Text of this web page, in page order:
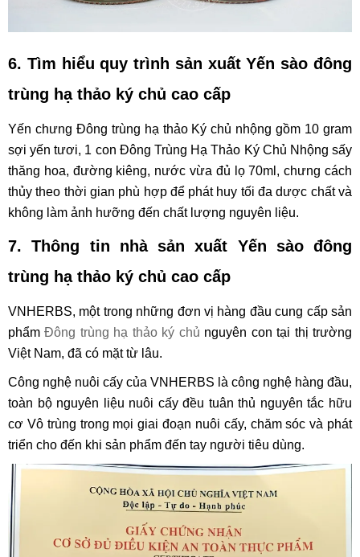
6. Tìm hiểu quy trình sản xuấtYến sào đông
trùng hạ thảo ký chủ cao cấp
Yến chưng Đông trùng hạ thảo Ký chủ nhộng gồm 10 gram
sợi yến tươi, 1 con Đông Trùng Hạ Thảo Ký Chủ Nhộng sấy
thăng hoa, đường kiêng, nước vừa đủ lọ 70ml, chưng cách
thủy theo thời gian phù hợp để phát huy tối đa dược chất và
không làm ảnh hưỡng đến chất lượng nguyên liệu.
7. Thông tin nhà sản xuất Yến sào đông
trùng hạ thảo ký chủ cao cấp
VNHERBS, một trong những đơn vị hàng đầu cung cấp sản
phẩmĐông trùng hạ thảo ký chủ nguyên con tại thị trường
Việt Nam, đã có mặt từ lâu.
Công nghệ nuôi cấy của VNHERBS là công nghệ hàng đầu,
toàn bộ nguyên liệu nuôi cấy đều tuân thủ nguyên tắc hữu
cơ Vô trùng trong mọi giai đoạn nuôi cấy, chăm sóc và phát
triển cho đến khi sản phẩm đến tay người tiêu dùng.